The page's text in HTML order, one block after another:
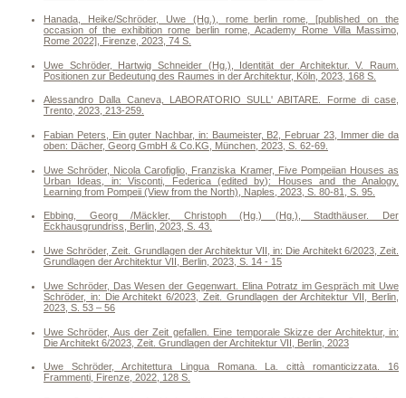
Hanada, Heike/Schröder, Uwe (Hg.), rome_berlin_rome, [published on the
occasion of the exhibition rome_berlin_rome, Academy Rome Villa Massimo,
Rome 2022], Firenze, 2023, 74 S.
Uwe Schröder, Hartwig Schneider (Hg.), Identität der Architektur. V. Raum.
Positionen zur Bedeutung des Raumes in der Architektur, Köln, 2023, 168 S.
Alessandro Dalla Caneva, LABORATORIO SULL' ABITARE. Forme di case,
Trento, 2023, 213-259.
Fabian Peters, Ein guter Nachbar, in: Baumeister, B2, Februar 23, Immer die da
oben: Dächer, Georg GmbH & Co.KG, München, 2023, S. 62-69.
Uwe Schröder, Nicola Carofiglio, Franziska Kramer, Five Pompeiian Houses as
Urban Ideas, in: Visconti, Federica (edited by): Houses and the Analogy.
Learning from Pompeii (View from the North), Naples, 2023, S. 80-81, S. 95.
Ebbing, Georg /Mäckler, Christoph (Hg.) (Hg.), Stadthäuser. Der
Eckhausgrundriss, Berlin, 2023, S. 43.
Uwe Schröder, Zeit. Grundlagen der Architektur VII, in: Die Architekt 6/2023, Zeit.
Grundlagen der Architektur VII, Berlin, 2023, S. 14 - 15
Uwe Schröder, Das Wesen der Gegenwart. Elina Potratz im Gespräch mit Uwe
Schröder, in: Die Architekt 6/2023, Zeit. Grundlagen der Architektur VII, Berlin,
2023, S. 53 – 56
Uwe Schröder, Aus der Zeit gefallen. Eine temporale Skizze der Architektur, in:
Die Architekt 6/2023, Zeit. Grundlagen der Architektur VII, Berlin, 2023
Uwe Schröder, Architettura Lingua Romana. La. città romanticizzata. 16
Frammenti, Firenze, 2022, 128 S.